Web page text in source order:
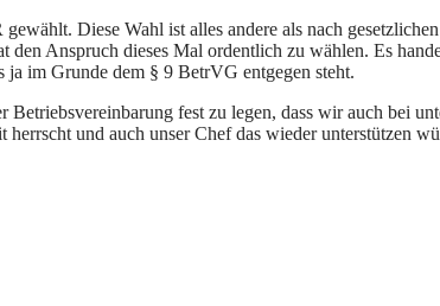
Diese Wahl ist alles andere als nach
den Anspruch dieses Mal ordentlich zu wählen. Es
im Grunde dem § 9 BetrVG entgegen steht.
fest zu legen, dass wir auch bei
und auch unser Chef das wieder unterstützen